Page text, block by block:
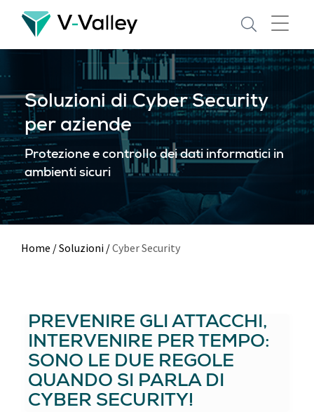
Skip
main
Soluzioni di Cyber Security
per aziende
Protezione e controllo dei dati informatici in
ambienti sicuri
Home /Soluzioni /Cyber Security
PREVENIRE GLI ATTACCHI,
INTERVENIRE PER TEMPO:
SONO LE DUE REGOLE
QUANDO SI PARLA DI
CYBER SECURITY!